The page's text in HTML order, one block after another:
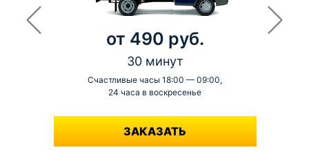
от 490 руб.
30 минут
Счастливые часы 18:00 — 09:00,
24 часа в воскресенье
-
ЗАКАЗАТЬ